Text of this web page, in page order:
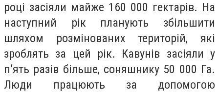
році засіяли майже 160 000 гектарів. На
наступний рік планують збільшити
шляхом розмінованих територій, які
зроблять за цей рік. Кавунів засіяли у
п’ять разів більше, соняшнику 50 000 Га.
Люди працюють за допомогою